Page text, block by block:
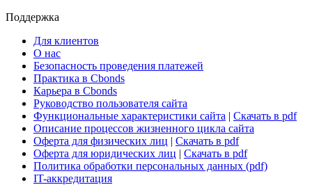
Поддержка
Для клиентов
О нас
Безопасность проведения платежей
Практика в Cbonds
Карьера в Cbonds
Руководство пользователя сайта
Функциональные характеристики сайта | Скачать в pdf
Описание процессов жизненного цикла сайта
Оферта для физических лиц | Скачать в pdf
Оферта для юридических лиц | Скачать в pdf
Политика обработки персональных данных (pdf)
IT-аккредитация